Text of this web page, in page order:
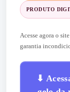
PRODUTO
Acesse agora o
garantia
⬇